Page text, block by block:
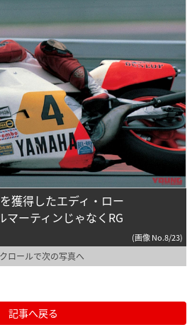
獲得したエディ・ロー
マーティンじゃなくRG
(画像 No.8/23)
ロールで次の写真へ
記事へ戻る